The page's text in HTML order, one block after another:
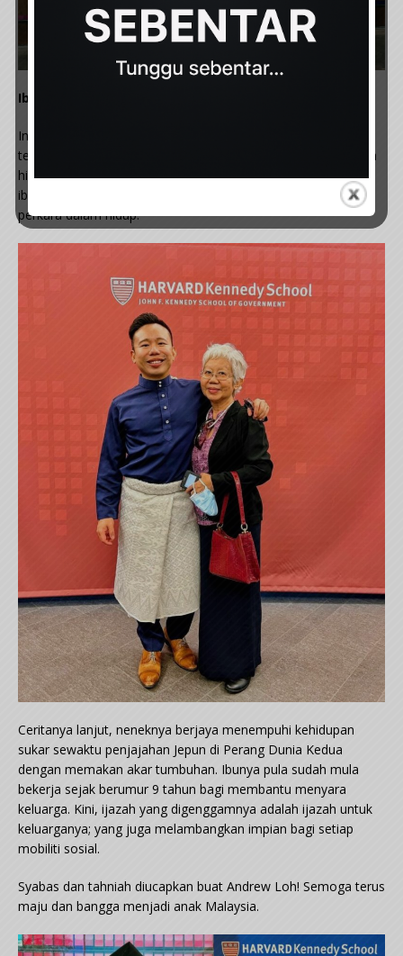
Ibu dan neneknya jadi inspirasi terbesar Andrew
Inspirasinya untuk melanjutkan pengajian ke universiti
terkemuka tersebut didorong oleh dua wanita terhebat dalam
hidupnya. Menerusi catatannya di laman LinkedIn, nenek dan
ibunya merupakan wanita kuat yang telah melalui banyak
perkara dalam hidup.
Ceritanya lanjut, neneknya berjaya menempuhi kehidupan
sukar sewaktu penjajahan Jepun di Perang Dunia Kedua
dengan memakan akar tumbuhan. Ibunya pula sudah mula
bekerja sejak berumur 9 tahun bagi membantu menyara
keluarga. Kini, ijazah yang digenggamnya adalah ijazah untuk
keluarganya; yang juga melambangkan impian bagi setiap
mobiliti sosial.
Syabas dan tahniah diucapkan buat Andrew Loh! Semoga terus
maju dan bangga menjadi anak Malaysia.